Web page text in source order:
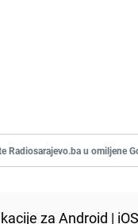
Radiosarajevo.ba u omiljene
zaAndroid | iOS